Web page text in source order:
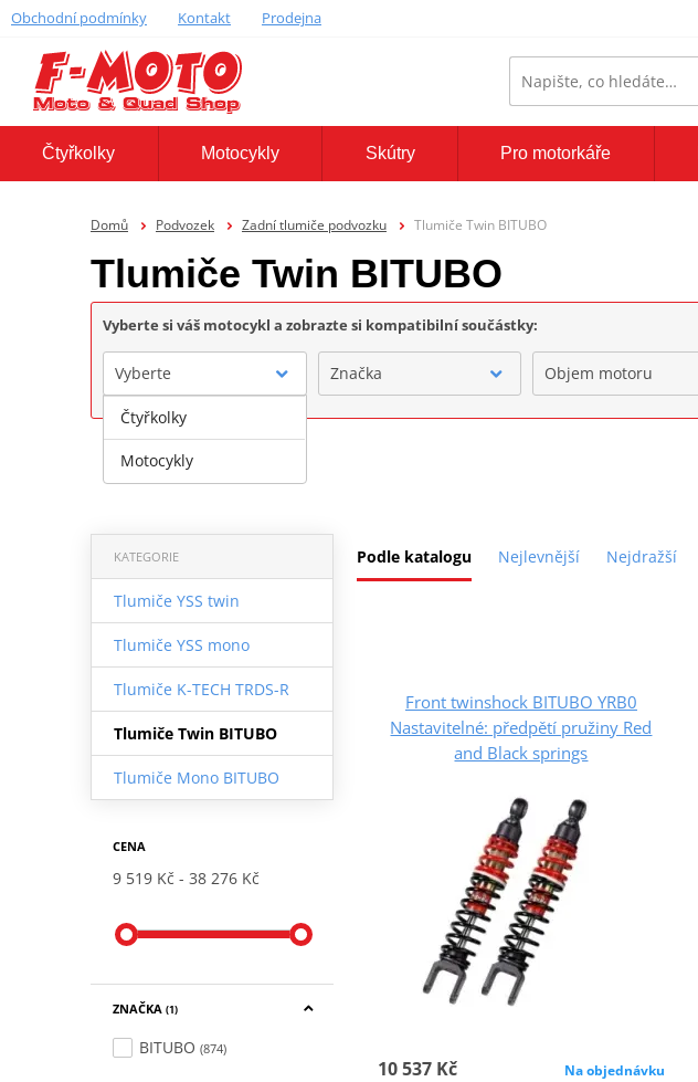
Obchodní podmínky Kontakt Prodejna
Čtyřkolky Motocykly Skútry Pro motorkáře
Domů Podvozek Zadní tlumiče podvozku Tlumiče Twin BITUBO
Tlumiče Twin BITUBO
Vyberte si váš motocykl a zobrazte si kompatibilní součástky:
Vyberte Značka Objem motoru
Podle katalogu Nejlevnější Nejdražší
KATEGORIE
Tlumiče YSS twin
Tlumiče YSS mono
Tlumiče K-TECH TRDS-R
Tlumiče Twin BITUBO
Tlumiče Mono BITUBO
CENA
9 519 Kč 38 276 Kč
ZNAČKA (1)
BITUBO (874)
Front twinshock BITUBO YRB0
Nastavitelné: předpětí pružiny Red
and Black springs
10 537 Kč Na objednávku
Čtyřkolky
Motocykly